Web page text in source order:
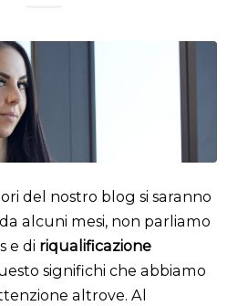
del nostro blog si saranno
alcuni mesi, non parliamo
e di riqualificazione
significhi che abbiamo
altrove. Al